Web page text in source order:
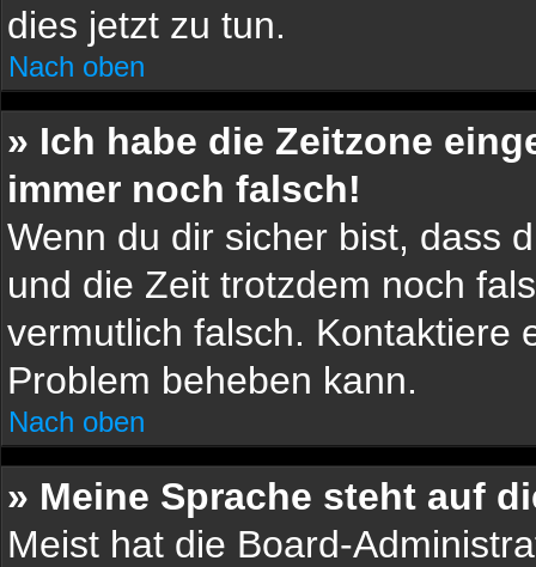
dies jetzt zu tun.
Nach oben
» Ich habe die Zeitzone
immer noch falsch!
Wenn du dir sicher bist, dass
und die Zeit trotzdem noch
vermutlich falsch. Kontaktiere
Problem beheben kann.
Nach oben
» Meine Sprache steht auf
Meist hat die Board-